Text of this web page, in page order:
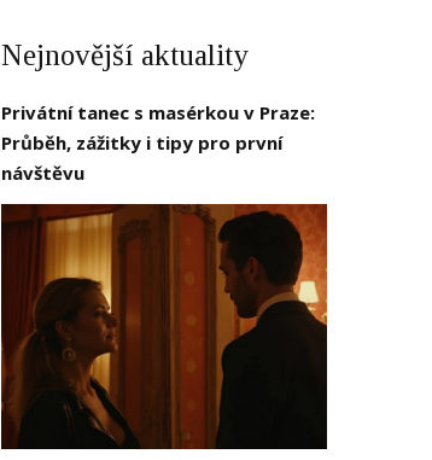
Nejnovější aktuality
Privátní tanec s masérkou v Praze:
Průběh, zážitky i tipy pro první
návštěvu